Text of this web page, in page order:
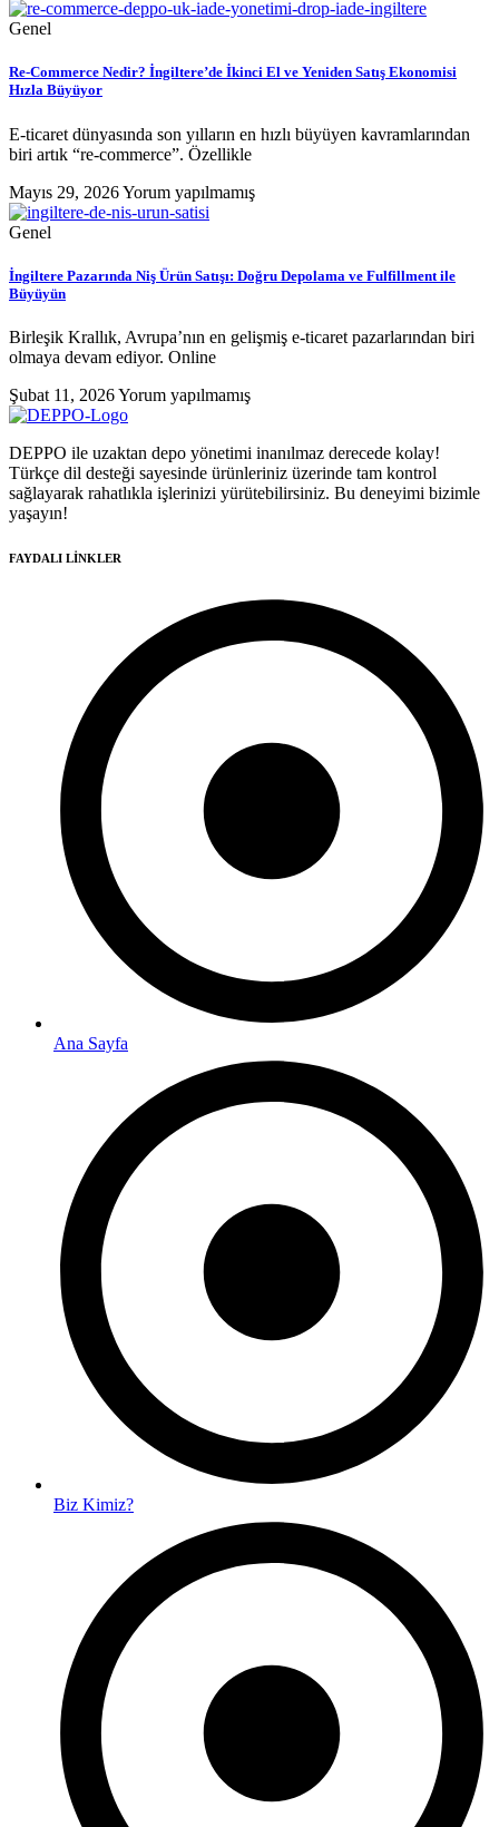
Genel
Re-Commerce Nedir? İngiltere’de İkinci El ve Yeniden Satış Ekonomisi
Hızla Büyüyor
E-ticaret dünyasında son yılların en hızlı büyüyen kavramlarından
biri artık “re-commerce”. Özellikle
Mayıs 29, 2026Yorum yapılmamış
Genel
İngiltere Pazarında Niş Ürün Satışı: Doğru Depolama ve Fulfillment ile
Büyüyün
Birleşik Krallık, Avrupa’nın en gelişmiş e-ticaret pazarlarından biri
olmaya devam ediyor. Online
Şubat 11, 2026Yorum yapılmamış
DEPPO ile uzaktan depo yönetimi inanılmaz derecede kolay!
Türkçe dil desteği sayesinde ürünleriniz üzerinde tam kontrol
sağlayarak rahatlıkla işlerinizi yürütebilirsiniz. Bu deneyimi bizimle
yaşayın!
FAYDALI LİNKLER
Ana Sayfa
Biz Kimiz?